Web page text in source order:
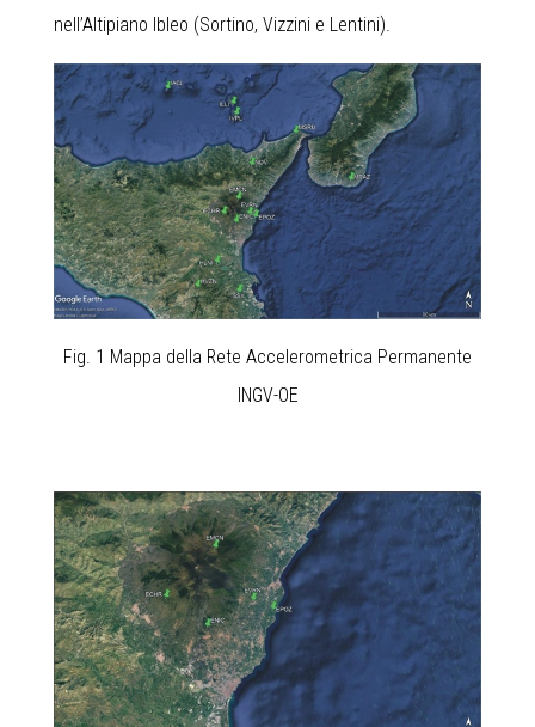
nell’Altipiano Ibleo (Sortino, Vizzini e Lentini).
Fig. 1 Mappa della Rete Accelerometrica Permanente
INGV-OE